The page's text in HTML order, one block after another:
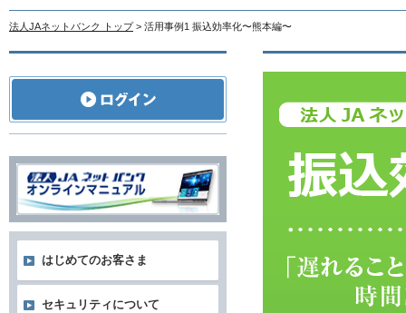
法人JAネットバンク トップ > 活用事例1 振込効率化〜熊本編〜
はじめてのお客さま
セキュリティについて